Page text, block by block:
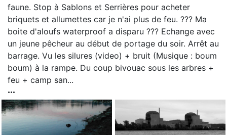
faune. Stop à Sablons et Serrières pour acheter
briquets et allumettes car je n'ai plus de feu. ??? Ma
boite d'aloufs waterproof a disparu ??? Echange avec
un jeune pêcheur au début de portage du soir. Arrêt au
barrage. Vu les silures (video) + bruit (Musique : boum
boum) à la rampe. Du coup bivouac sous les arbres +
feu + camp san...